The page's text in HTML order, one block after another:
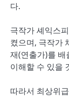
다.
극작가 셰익스
켰으며, 극작가
재(연출가)를 배
이해할 수 있을
따라서 최상위